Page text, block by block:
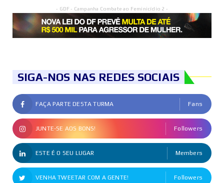
- GDF - Campanha Combate ao Feminicídio 2 -
SIGA-NOS NAS REDES SOCIAIS
FAÇA PARTE DESTA TURMA Fans
JUNTE-SE AOS BONS! Followers
ESTE É O SEU LUGAR Members
VENHA TWEETAR COM A GENTE! Followers